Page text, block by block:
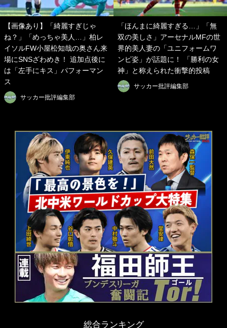
【画像あり】「綺麗すぎじゃ
ね？」「めっちゃ美人…」柏レ
イソルFW小屋松知哉の奥さん来
場にSNSざわめき！ 追加点後に
は「左手にキス」パフォーマン
ス
サッカー批評編集部
「ほんまに綺麗すぎる…」「無
双の美しさ」アーセナルMFの世
界的美人妻の「ユニフォームワ
ンピ姿」が話題に！ 「勝利の女
神」と称えられた衝撃的投稿
サッカー批評編集部
総合ランキング